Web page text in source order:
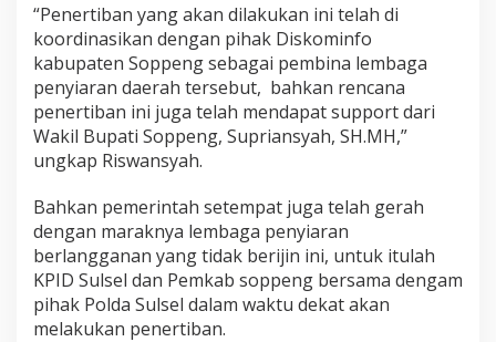
“Penertiban yang akan dilakukan ini telah di
koordinasikan dengan pihak Diskominfo
kabupaten Soppeng sebagai pembina lembaga
penyiaran daerah tersebut, bahkan rencana
penertiban ini juga telah mendapat support dari
Wakil Bupati Soppeng, Supriansyah, SH.MH,”
ungkap Riswansyah.
Bahkan pemerintah setempat juga telah gerah
dengan maraknya lembaga penyiaran
berlangganan yang tidak berijin ini, untuk itulah
KPID Sulsel dan Pemkab soppeng bersama dengam
pihak Polda Sulsel dalam waktu dekat akan
melakukan penertiban.